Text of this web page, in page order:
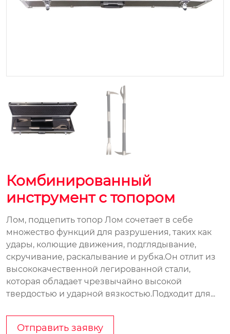
Комбинированный
инструмент с топором
Лом, подцепить топор Лом сочетает в себе
множество функций для разрушения, таких как
удары, колющие движения, подглядывание,
скручивание, раскалывание и рубка.Он отлит из
высококачественной легированной стали,
которая обладает чрезвычайно высокой
твердостью и ударной вязкостью.Подходит для...
Отправить заявку